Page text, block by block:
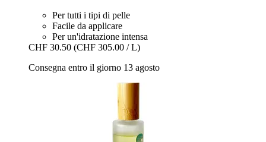
Per tutti i tipi di pelle
Facile da applicare
Per un'idratazione intensa
CHF 30.50 (CHF 305.00 / L)
Consegna entro il giorno 13 agosto